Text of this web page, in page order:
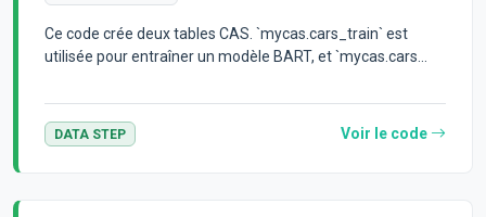
Ce code crée deux tables CAS. `mycas.cars_train` est
utilisée pour entraîner un modèle BART, et `mycas.cars...
DATA STEP Voir le code